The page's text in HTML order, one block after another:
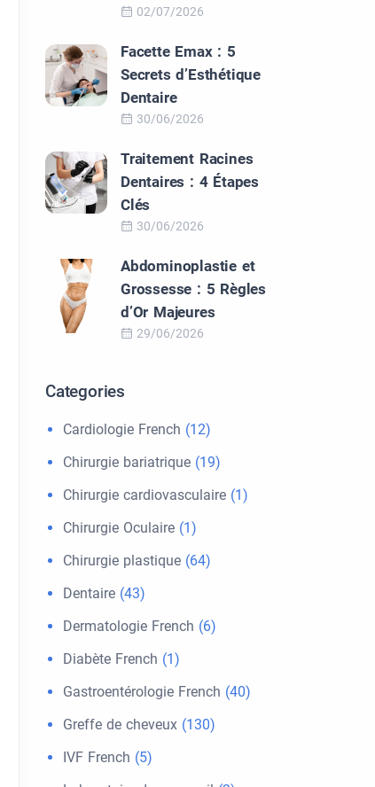
02/07/2026
Facette Emax : 5
Secrets d’Esthétique
Dentaire
30/06/2026
Traitement Racines
Dentaires : 4 Étapes
Clés
30/06/2026
Abdominoplastie et
Grossesse : 5 Règles
d’Or Majeures
29/06/2026
Categories
Cardiologie French (12)
Chirurgie bariatrique (19)
Chirurgie cardiovasculaire (1)
Chirurgie Oculaire (1)
Chirurgie plastique (64)
Dentaire (43)
Dermatologie French (6)
Diabète French (1)
Gastroentérologie French (40)
Greffe de cheveux (130)
IVF French (5)